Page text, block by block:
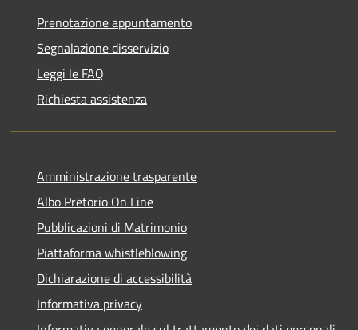
Prenotazione appuntamento
Segnalazione disservizio
Leggi le FAQ
Richiesta assistenza
Amministrazione trasparente
Albo Pretorio On Line
Pubblicazioni di Matrimonio
Piattaforma whistleblowing
Dichiarazione di accessibilità
Informativa privacy